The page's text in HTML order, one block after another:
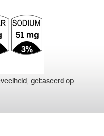
gebaseerd op